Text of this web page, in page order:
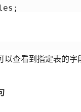
以查看到指定表的